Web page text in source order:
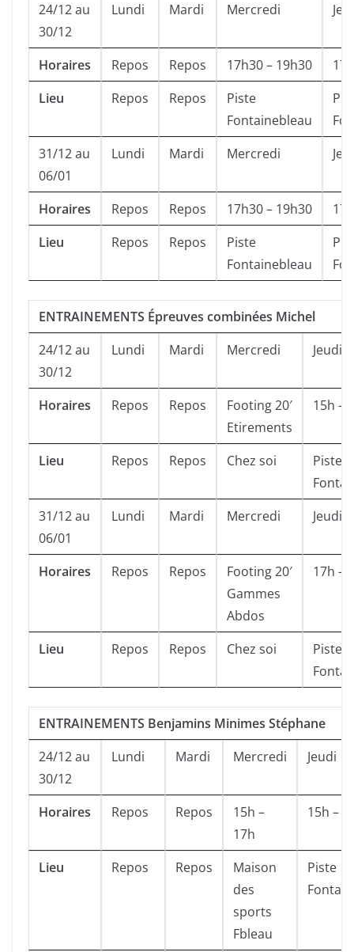
24/12 au
30/12
Lundi Mardi Mercredi
Horaires Repos Repos 17h30 – 19h30
Lieu
Repos Repos
Piste
Fontainebleau
31/12 au
06/01
Lundi Mardi Mercredi
Horaires Repos Repos 17h30 – 19h30
Lieu
Repos Repos
Piste
Fontainebleau
ENTRAINEMENTS Épreuves combinées Michel
24/12 au
30/12
Lundi Mardi Mercredi Jeudi
Horaires Repos Repos
Footing 20′
Etirements
15h –
Lieu Repos Repos Chez soi
Piste
31/12 au
06/01
Lundi Mardi Mercredi Jeudi
Horaires Repos Repos
Footing 20′
Gammes
Abdos
17h –
Lieu Repos Repos Chez soi
Piste
ENTRAINEMENTS Benjamins Minimes Stéphane
24/12 au
30/12
Lundi Mardi Mercredi Jeudi
Horaires Repos Repos
15h –
17h
15h –
Lieu Repos Repos
Maison
des
sports
Fbleau
Piste